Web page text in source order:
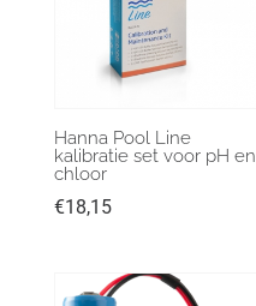
Hanna Pool Line
kalibratie set voor pH en
chloor
€18,15